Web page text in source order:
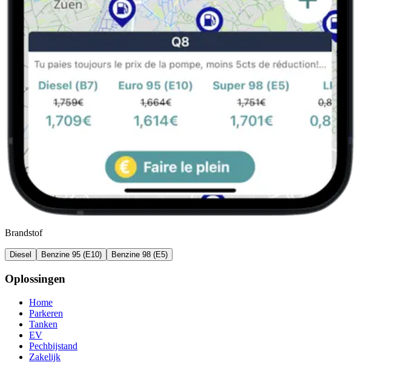
Brandstof
Diesel Benzine 95 (E10) Benzine 98 (E5)
Oplossingen
Home
Parkeren
Tanken
EV
Pechbijstand
Zakelijk